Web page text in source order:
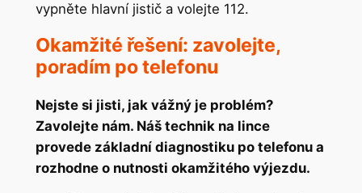
vypněte hlavní jistič a volejte 112.
Okamžité řešení: zavolejte,
poradím po telefonu
Nejste si jisti, jak vážný je problém?
Zavolejte nám. Náš technik na lince
provede základní diagnostiku po telefonu a
rozhodne o nutnosti okamžitého výjezdu.